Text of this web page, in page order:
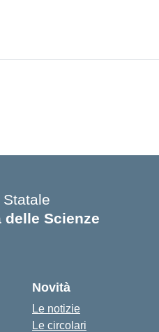
Scienze
Novità
Le notizie
Le circolari